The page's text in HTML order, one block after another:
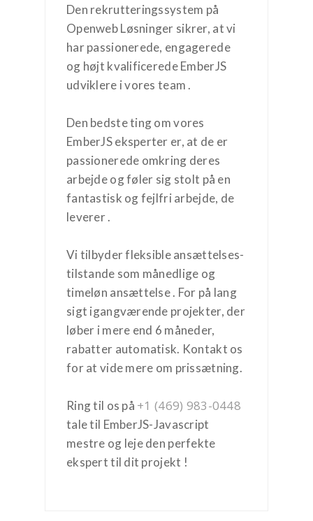
Den rekrutteringssystem på
Openweb Løsninger sikrer, at vi
har passionerede, engagerede
og højt kvalificerede EmberJS
udviklere i vores team .
Den bedste ting om vores
EmberJS eksperter er, at de er
passionerede omkring deres
arbejde og føler sig stolt på en
fantastisk og fejlfri arbejde, de
leverer .
Vi tilbyder fleksible ansættelses-
tilstande som månedlige og
timeløn ansættelse . For på lang
sigt igangværende projekter, der
løber i mere end 6 måneder,
rabatter automatisk. Kontakt os
for at vide mere om prissætning.
Ring til os på +1 (469) 983-0448
tale til EmberJS-Javascript
mestre og leje den perfekte
ekspert til dit projekt !